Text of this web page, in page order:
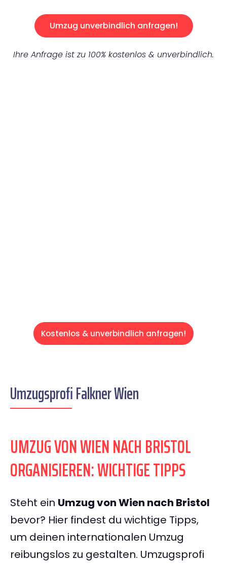
Umzug unverbindlich anfragen!
Ihre Anfrage ist zu 100% kostenlos & unverbindlich.
Kostenlos & unverbindlich anfragen!
Umzugsprofi Falkner Wien
UMZUG VON WIEN NACH BRISTOL
ORGANISIEREN: WICHTIGE TIPPS
Steht ein Umzug von Wien nach Bristol
bevor? Hier findest du wichtige Tipps,
um deinen internationalen Umzug
reibungslos zu gestalten. Umzugsprofi